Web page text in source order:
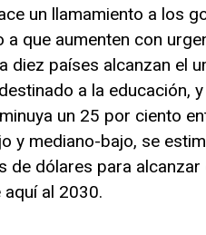
un llamamiento a los
que aumenten con
diez países alcanzan el
a la educación,
un 25 por ciento
y mediano-bajo, se
de dólares para
al 2030.